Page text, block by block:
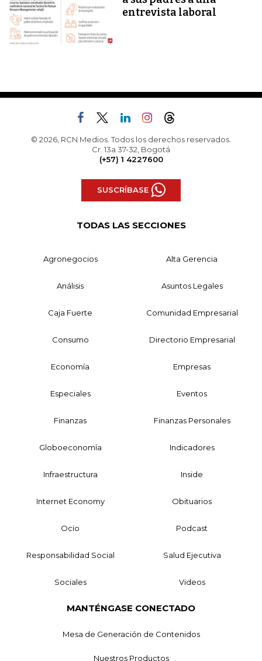
entrevista laboral
© 2026, RCN Medios. Todos los derechos reservados.
Cr. 13a 37-32, Bogotá
(+57) 1 4227600
SUSCRÍBASE
TODAS LAS SECCIONES
Agronegocios Alta Gerencia
Análisis Asuntos Legales
Caja Fuerte Comunidad Empresarial
Consumo Directorio Empresarial
Economía Empresas
Especiales Eventos
Finanzas Finanzas Personales
Globoeconomía Indicadores
Infraestructura Inside
Internet Economy Obituarios
Ocio Podcast
Responsabilidad Social Salud Ejecutiva
Sociales Videos
MANTÉNGASE CONECTADO
Mesa de Generación de Contenidos
Nuestros Productos